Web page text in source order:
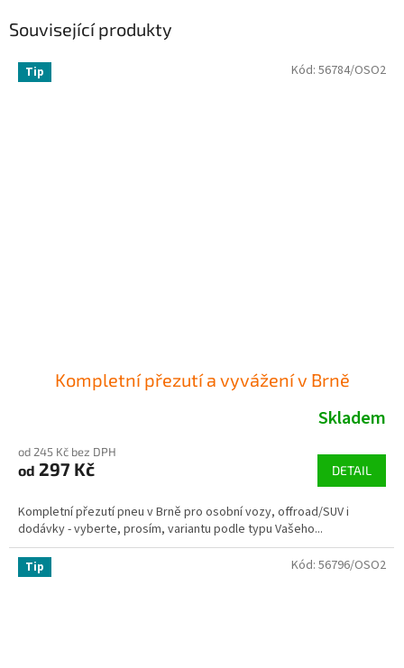
Související produkty
Tip
Kompletní přezutí a vyvážení v Brně
Skladem
od 245 Kč bez DPH
od 297 Kč DETAIL
Kompletní přezutí pneu v Brně pro osobní vozy, offroad/SUV i
dodávky - vyberte, prosím, variantu podle typu Vašeho...
Kód: 56784/OSO2
Tip Kód: 56796/OSO2